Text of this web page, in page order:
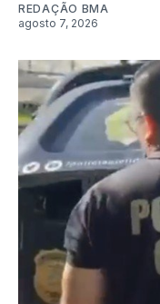
REDAÇÃO BMA
agosto 7, 2026